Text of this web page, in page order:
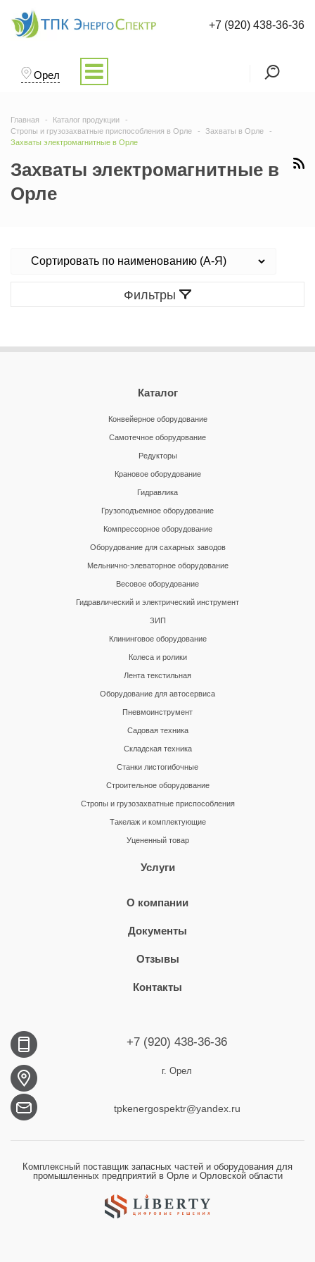
Орел
+7 (920) 438-36-36
Главная
Каталог продукции
Стропы и грузозахватные приспособления в Орле
Захваты в Орле
Захваты электромагнитные в Орле
Захваты электромагнитные в
Орле
Фильтры
Каталог
Конвейерное оборудование
Самотечное оборудование
Редукторы
Крановое оборудование
Гидравлика
Грузоподъемное оборудование
Компрессорное оборудование
Оборудование для сахарных заводов
Мельнично-элеваторное оборудование
Весовое оборудование
Гидравлический и электрический инструмент
ЗИП
Клининговое оборудование
Колеса и ролики
Лента текстильная
Оборудование для автосервиса
Пневмоинструмент
Садовая техника
Складская техника
Станки листогибочные
Строительное оборудование
Стропы и грузозахватные приспособления
Такелаж и комплектующие
Уцененный товар
Услуги
О компании
Документы
Отзывы
Контакты
+7 (920) 438-36-36
г. Орел
tpkenergospektr@yandex.ru
Комплексный поставщик запасных частей и оборудования для
промышленных предприятий в Орле и Орловской области